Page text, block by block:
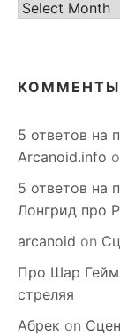
старое
КОММЕНТЫ
5 ответов на
Arcanoid.info
5 ответов на
Лонгрид про
arcanoid on
Про Шар Гейм
стреляя
Абрек on